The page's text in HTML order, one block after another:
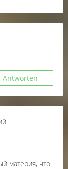
Antworten
материя, что